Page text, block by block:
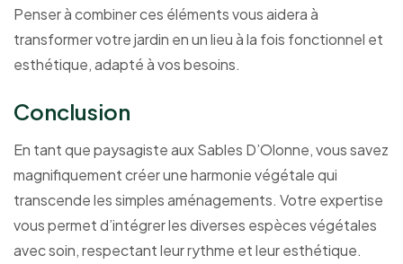
Penser à combiner ces éléments vous aidera à
transformer votre jardin en un lieu à la fois fonctionnel et
esthétique, adapté à vos besoins.
Conclusion
En tant que paysagiste aux Sables D’Olonne, vous savez
magnifiquement créer une harmonie végétale qui
transcende les simples aménagements. Votre expertise
vous permet d’intégrer les diverses espèces végétales
avec soin, respectant leur rythme et leur esthétique.